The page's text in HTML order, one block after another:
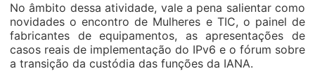
No âmbito dessa atividade, vale a pena salientar como
novidades o encontro de Mulheres e TIC, o painel de
fabricantes de equipamentos, as apresentações de
casos reais de implementação do IPv6 e o fórum sobre
a transição da custódia das funções da IANA.